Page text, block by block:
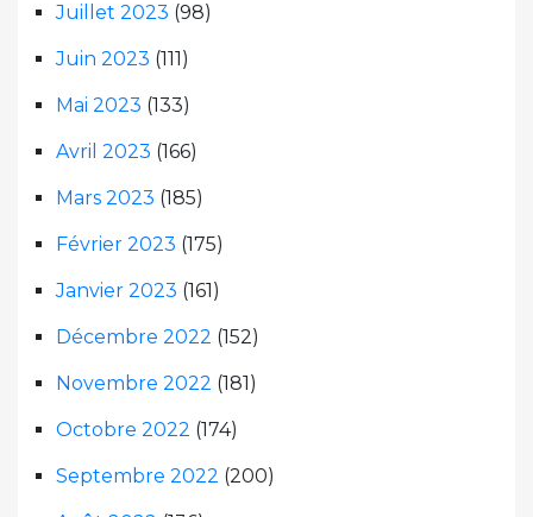
Juillet 2023 (98)
Juin 2023 (111)
Mai 2023 (133)
Avril 2023 (166)
Mars 2023 (185)
Février 2023 (175)
Janvier 2023 (161)
Décembre 2022 (152)
Novembre 2022 (181)
Octobre 2022 (174)
Septembre 2022 (200)